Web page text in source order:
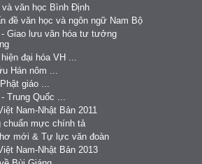
và văn học Bình Định
đề văn học và ngôn ngữ Nam Bộ
Giao lưu văn hóa tư tưởng
đại hóa VH ...
Hán nôm ...
giáo ...
Trung Quốc ...
Nam-Nhật Bản 2011
chuẩn mực chính tả
mới & Tự lực văn đoàn
Nam-Nhật Bản 2013